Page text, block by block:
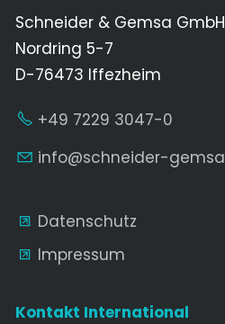
Schneider & Gemsa GmbH
Nordring 5-7
D-76473 Iffezheim
+49 7229 3047-0
nf
schn d r-g ms
Datenschutz
Impressum
Kontakt International